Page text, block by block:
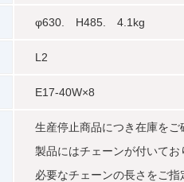
φ630. H485. 4.1kg
L2
E17-40W×8
生産停止商品につき在庫をご
製品にはチェーンが付いてお
必要なチェーンの長さをご指